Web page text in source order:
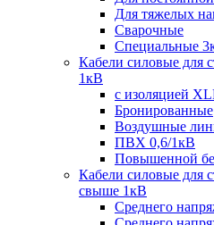
Для тяжелых
Сварочные
Специальные
Кабели силовые для
1кВ
c изоляцией
Бронированные
Воздушные
ПВХ 0,6/1кВ
Повышенной
Кабели силовые для
свыше 1кВ
Среднего